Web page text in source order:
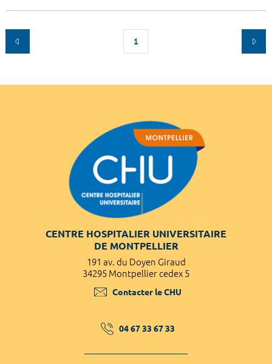
1
CENTRE HOSPITALIER UNIVERSITAIRE
DE MONTPELLIER
191 av. du Doyen Giraud
34295 Montpellier cedex 5
Contacter le CHU
04 67 33 67 33